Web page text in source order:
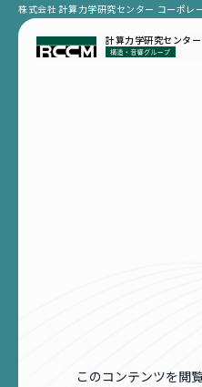
株式会社 計算力学研究センター コーポレ
計算力学研究センター
このコンテンツを閲